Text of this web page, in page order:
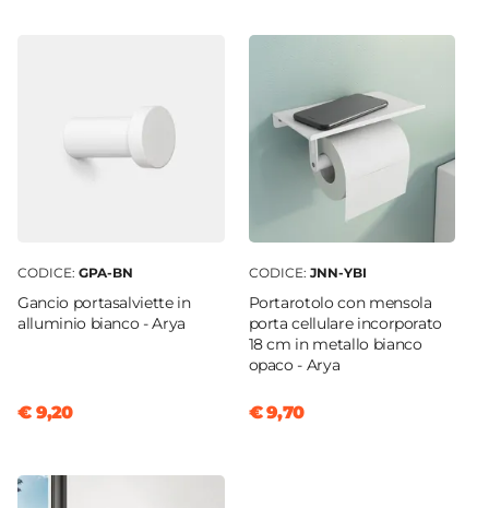
CODICE: GPA-BN
Gancio portasalviette in
alluminio bianco - Arya
€ 9,20
CODICE: JNN-YBI
Portarotolo con mensola
porta cellulare incorporato
18 cm in metallo bianco
opaco - Arya
€ 9,70